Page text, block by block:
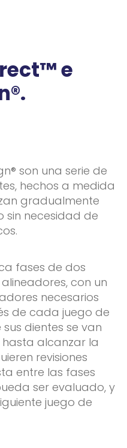
e
son una serie de
hechos a medida
gradualmente
sin necesidad de
fases de dos
con un
necesarios
de cada juego de
dientes se van
alcanzar la
revisiones
entre las fases
ser evaluado, y
juego de